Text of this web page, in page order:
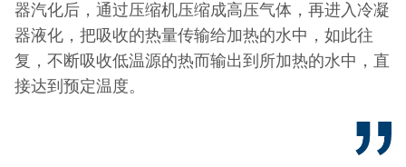
器汽化后，通过压缩机压缩成高压气体，再进入冷凝
器液化，把吸收的热量传输给加热的水中，如此往
复，不断吸收低温源的热而输出到所加热的水中，直
接达到预定温度。